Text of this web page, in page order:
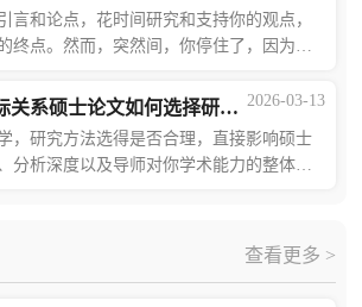
言和论点，花时间研究和支持你的观点，
终点。然而，突然间，你停住了，因为
结论的基本大纲：重申论点：提醒读者你
2026-03-13
系硕士论文如何选择研究方法?
研究方法选得是否合理，直接影响硕士
分析深度以及导师对你学术能力的整体判
查看更多 >